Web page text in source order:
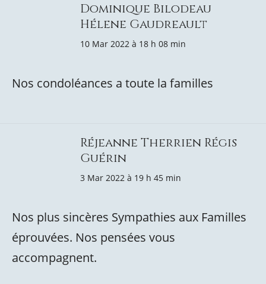
Dominique Bilodeau
Hélene Gaudreault
10 Mar 2022 à 18 h 08 min
Nos condoléances a toute la familles
Réjeanne Therrien Régis
Guérin
3 Mar 2022 à 19 h 45 min
Nos plus sincères Sympathies aux Familles
éprouvées. Nos pensées vous
accompagnent.